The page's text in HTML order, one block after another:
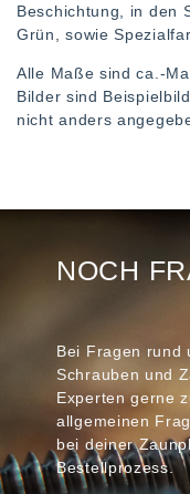
Beschichtung, in den
Grün, sowie
Alle Maße sind ca.-
Bilder sind
nicht anders
NOCH
Bei Fragen rund
Schrauben und
Experten gerne
allgemeinen
bei deiner
Bestellprozess.